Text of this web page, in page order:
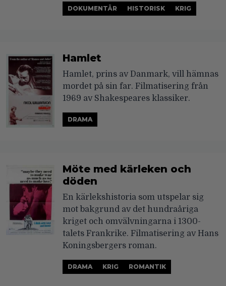
DOKUMENTÄR HISTORISK KRIG
Hamlet
Hamlet, prins av Danmark, vill hämnas
mordet på sin far. Filmatisering från
1969 av Shakespeares klassiker.
DRAMA
Möte med kärleken och
döden
En kärlekshistoria som utspelar sig
mot bakgrund av det hundraåriga
kriget och omvälvningarna i 1300-
talets Frankrike. Filmatisering av Hans
Koningsbergers roman.
DRAMA KRIG ROMANTIK